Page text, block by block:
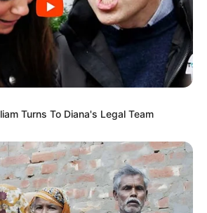
Turns To Diana's Legal Team